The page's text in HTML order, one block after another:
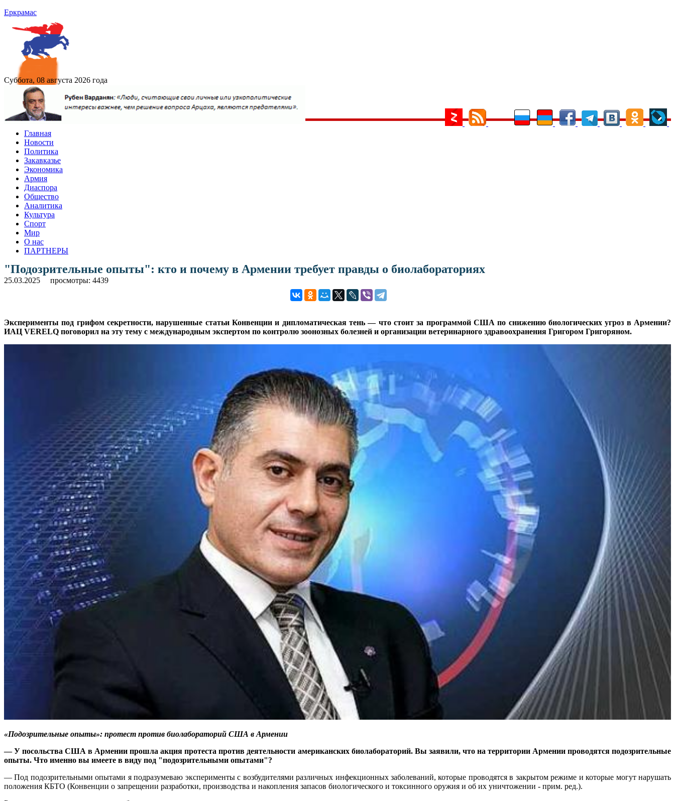
Еркрамас
Суббота, 08 августа 2026 года
Главная
Новости
Политика
Закавказье
Экономика
Армия
Диаспора
Общество
Аналитика
Культура
Спорт
Мир
О нас
ПАРТНЕРЫ
"Подозрительные опыты": кто и почему в Армении требует правды о биолабораториях
25.03.2025 просмотры: 4439
Эксперименты под грифом секретности, нарушенные статьи Конвенции и дипломатическая тень — что стоит за программой США по снижению биологических угроз в Армении?
ИАЦ VERELQ поговорил на эту тему с международным экспертом по контролю зоонозных болезней и организации ветеринарного здравоохранения Григором Григоряном.
«Подозрительные опыты»: протест против биолабораторий США в Армении
— У посольства США в Армении прошла акция протеста против деятельности американских биолабораторий. Вы заявили, что на территории Армении проводятся подозрительные
опыты. Что именно вы имеете в виду под "подозрительными опытами"?
— Под подозрительными опытами я подразумеваю эксперименты с возбудителями различных инфекционных заболеваний, которые проводятся в закрытом режиме и которые могут нарушать
положения КБТО (Конвенции о запрещении разработки, производства и накопления запасов биологического и токсинного оружия и об их уничтожении - прим. ред.).